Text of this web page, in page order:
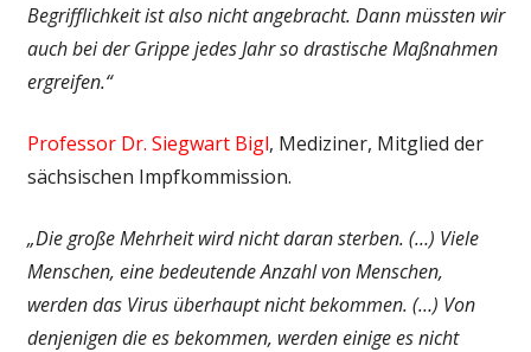
Begrifflichkeit ist also nicht angebracht. Dann müssten wir
auch bei der Grippe jedes Jahr so drastische Maßnahmen
ergreifen.“
Professor Dr. Siegwart Bigl, Mediziner, Mitglied der
sächsischen Impfkommission.
„Die große Mehrheit wird nicht daran sterben. (…) Viele
Menschen, eine bedeutende Anzahl von Menschen,
werden das Virus überhaupt nicht bekommen. (…) Von
denjenigen die es bekommen, werden einige es nicht